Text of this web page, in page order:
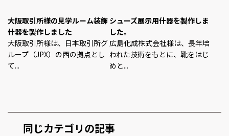
大阪取引所様の見学ルーム装飾
什器を製作しました
大阪取引所様は、日本取引所グ
ループ（JPX）の西の拠点とし
て...
シューズ展示用什器を製作しま
した。
広島化成株式会社様は、長年培
われた技術をもとに、靴をはじ
めと...
同じカテゴリの記事